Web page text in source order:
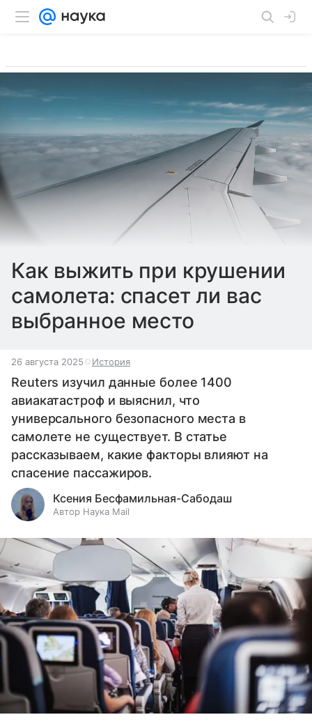
Как выжить при крушении
самолета: спасет ли вас
выбранное место
26 августа 2025 История
Reuters изучил данные более 1400
авиакатастроф и выяснил, что
универсального безопасного места в
самолете не существует. В статье
рассказываем, какие факторы влияют на
спасение пассажиров.
Ксения Бесфамильная-Сабодаш
Автор Наука Mail